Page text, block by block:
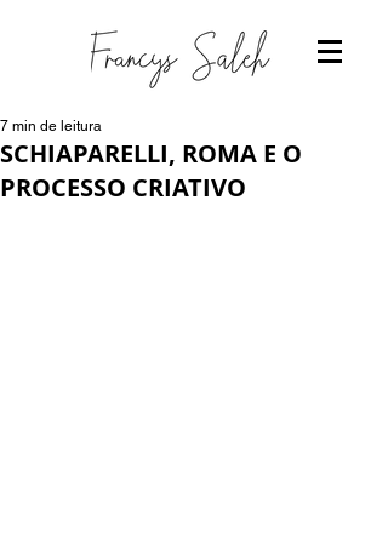
SCHIAPARELLI, ROMA E O
PROCESSO CRIATIVO
7 min de leitura